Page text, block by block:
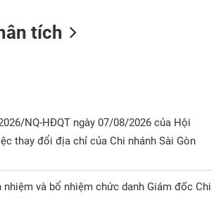
tích
NQ-HĐQT ngày 07/08/2026 của Hội
thay đổi địa chỉ của Chi nhánh Sài Gòn
nhiệm và bổ nhiệm chức danh Giám đốc Chi